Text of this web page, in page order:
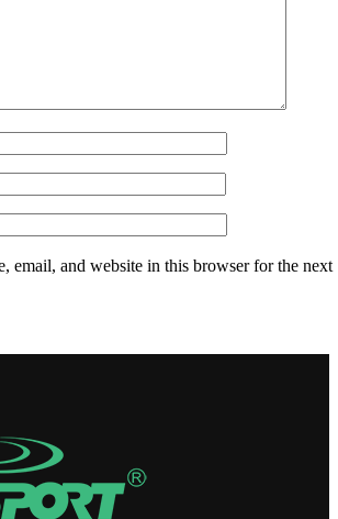
email, and website in this browser for the next